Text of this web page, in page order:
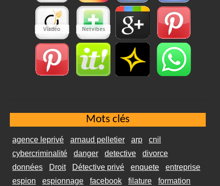
Mots clés
agence leprivé arnaud pelletier arp
cnil
cybercriminalité
danger detective
divorce
données
Droit Détective privé enquete
entreprise
espion
espionnage facebook filature formation